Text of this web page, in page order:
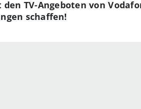
TV-Angeboten von
schaffen!